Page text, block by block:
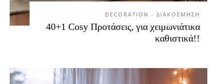
DECORATION - ΔΙΑΚΟΣΜΗΣΗ
40+1 Cosy Προτάσεις, για χειμωνιάτικα
καθιστικά!!